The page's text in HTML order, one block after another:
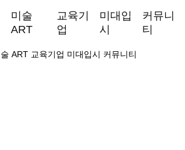
미술
ART
교육기
업
미대입
시
커뮤니
티
ART 교육기업 미대입시 커뮤니티